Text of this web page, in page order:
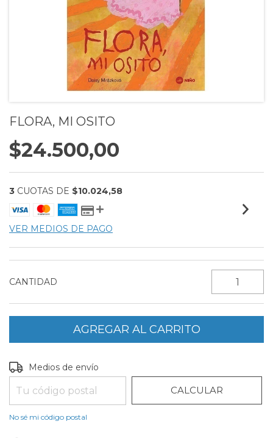
FLORA, MI OSITO
$24.500,00
3 CUOTAS DE $10.024,58
VER MEDIOS DE PAGO
CANTIDAD
Entregas para el CP:
Medios de envío
CALCULAR
No sé mi código postal